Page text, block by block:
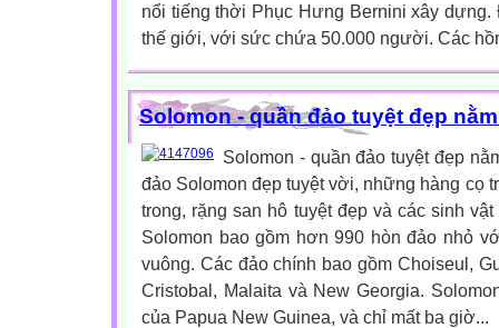
nổi tiếng thời Phục Hưng Bernini xây
thế giới, với sức chứa 50.000 người. Các
Solomon - quần đảo tuyệt đẹp
Solomon - quần đảo tuyệt đẹp
đảo Solomon đẹp tuyệt vời, những hàng cọ
trong, rặng san hô tuyệt đẹp và các sinh
Solomon bao gồm hơn 990 hòn đảo nhỏ
vuông. Các đảo chính bao gồm Choiseul,
Cristobal, Malaita và New Georgia.
của Papua New Guinea, và chỉ mất ba giờ...